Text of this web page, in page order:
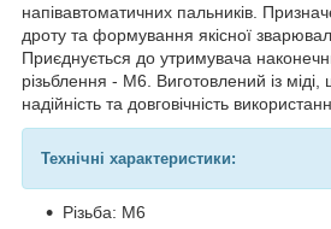
напівавтоматичних пальників.
дроту та формування якісної
Приєднується до утримувача
різьблення - М6. Виготовлений із
надійність та довговічність
Технічні характеристики:
Різьба: М6